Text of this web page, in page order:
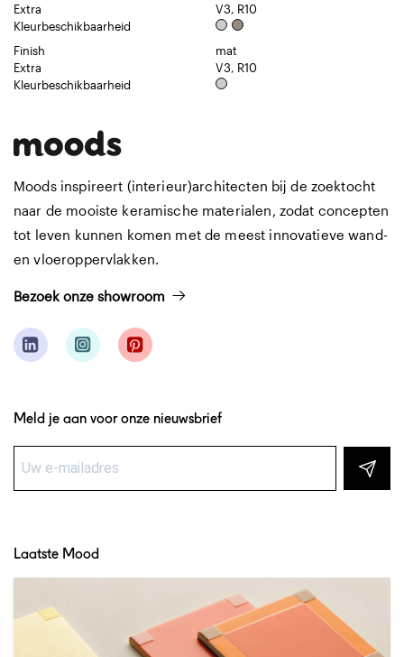
Extra
V3, R10
Kleurbeschikbaarheid
Finish
mat
Extra
V3, R10
Kleurbeschikbaarheid
Moods inspireert (interieur)architecten bij de zoektocht
naar de mooiste keramische materialen, zodat concepten
tot leven kunnen komen met de meest innovatieve wand-
en vloeroppervlakken.
Bezoek onze showroom
Meld je aan voor onze nieuwsbrief
Laatste Mood